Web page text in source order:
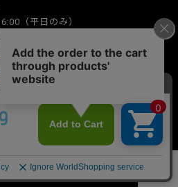
カートに入れる
（平日のみ）
ォーム
大橋 2-16-26 1F・2F
ます。
DESIGN CO., LTD.All right reserved.